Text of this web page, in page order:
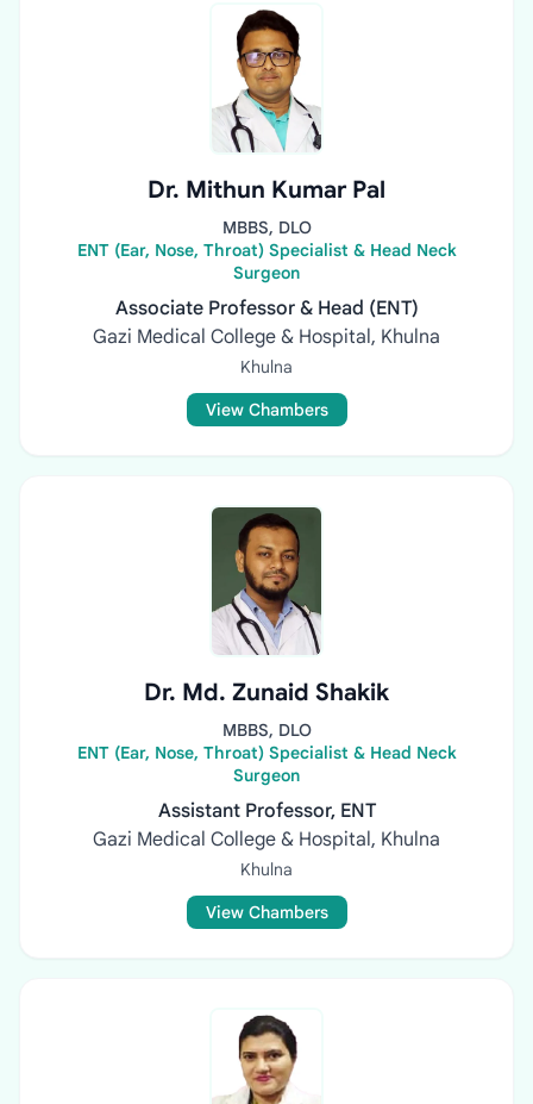
Dr. Mithun Kumar Pal
MBBS, DLO
ENT (Ear, Nose, Throat) Specialist & Head Neck
Surgeon
Associate Professor & Head (ENT)
Gazi Medical College & Hospital, Khulna
Khulna
View Chambers
Dr. Md. Zunaid Shakik
MBBS, DLO
ENT (Ear, Nose, Throat) Specialist & Head Neck
Surgeon
Assistant Professor, ENT
Gazi Medical College & Hospital, Khulna
Khulna
View Chambers